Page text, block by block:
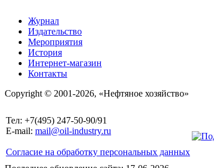
Журнал
Издательство
Мероприятия
История
Интернет-магазин
Контакты
Copyright © 2001-2026, «Нефтяное хозяйство»
Тел: +7(495) 247-50-90/91
E-mail: mail@oil-industry.ru
Согласие на обработку персональных данных